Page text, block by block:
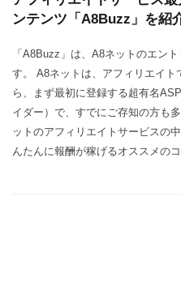
ンテンツ「A8Buzz」を紹
「A8Buzz」は、A8ネットのエン
す。 A8ネットは、アフィリエイ
ら、まず最初に登録する超有名
イダー）で、すでにご存知の方も
ットのアフィリエイトサービスの
んたんに報酬が稼げるオススメの